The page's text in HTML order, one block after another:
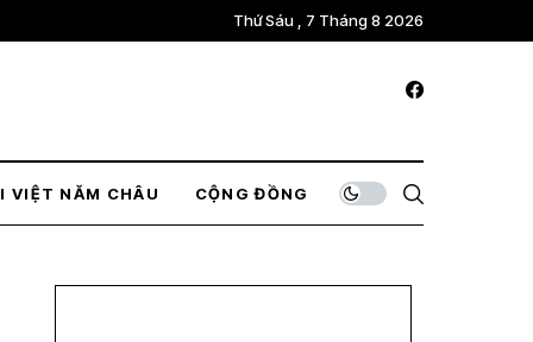
Thứ Sáu , 7 Tháng 8 2026
VIỆT NĂM CHÂU CỘNG ĐỒNG